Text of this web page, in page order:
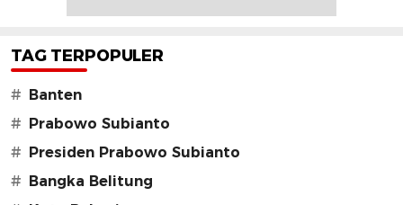
TAG TERPOPULER
# Banten
# Prabowo Subianto
# Presiden Prabowo Subianto
# Bangka Belitung